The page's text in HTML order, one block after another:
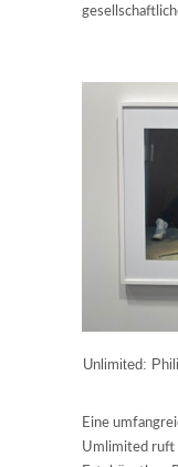
Unlimited:
Eine
Umlimited ruft